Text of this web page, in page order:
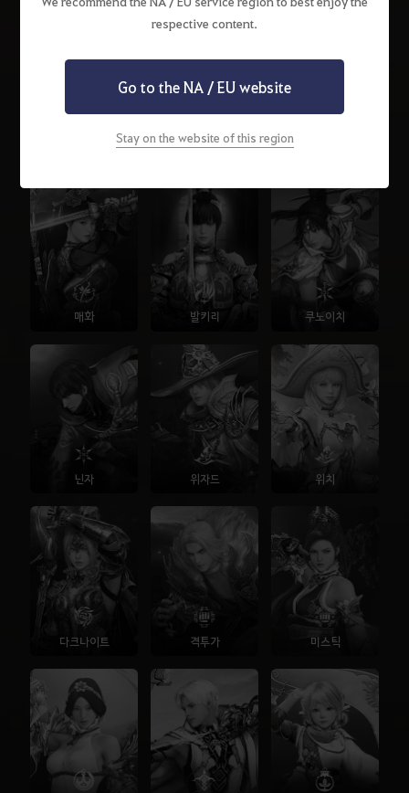
respective content.
Go to the NA / EU website
Stay on the website of this region
매화 발키리 쿠노이치
닌자 위자드 위치
다크나이트 격투가 미스틱